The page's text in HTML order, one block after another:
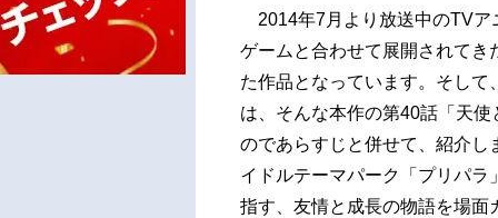
2014年7月より放送中のTVア
ゲームと合わせて展開されて
た作品となっています。そし
は、そんな本作の第40話「天
のであらすじと併せて、紹介
イドルテーマパーク「プリパ
指す、友情と成長の物語を場面